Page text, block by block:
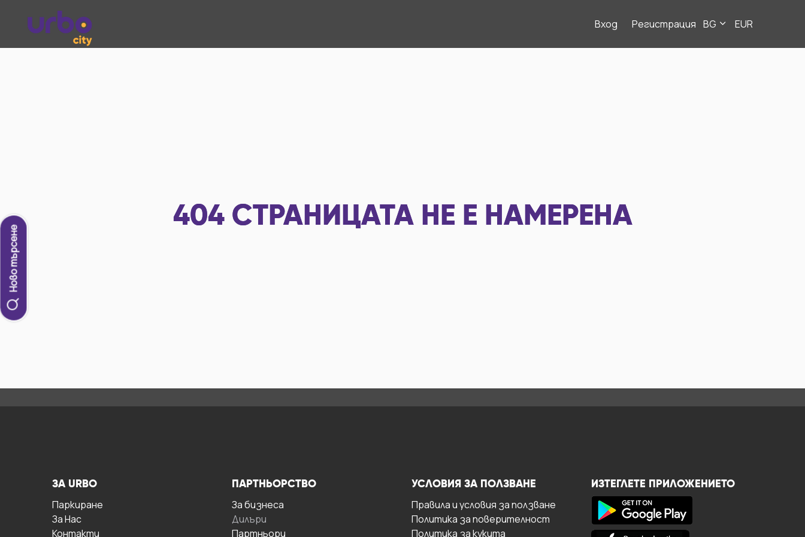
Вход Регистрация BG EUR
Ново търсене
404 СТРАНИЦАТА НЕ Е НАМЕРЕНА
ЗА URBO
Паркиране
За Hас
Контакти
ПАРТНЬОРСТВО
За бизнесa
Дилъри
Партньори
УСЛОВИЯ ЗА ПОЛЗВАНЕ
Правила и условия за ползване
Политика за поверителност
Политика за кукита
ИЗТЕГЛЕТЕ ПРИЛОЖЕНИЕТО